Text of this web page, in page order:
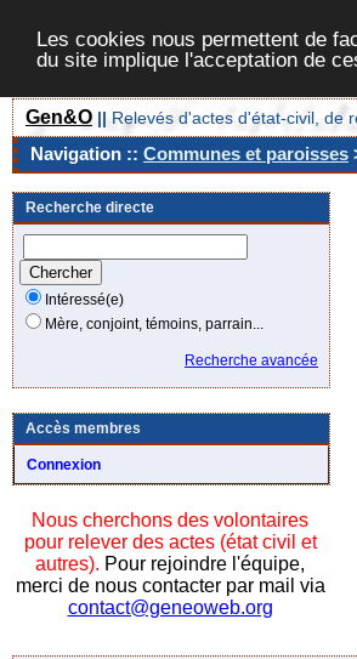
Les cookies nous permettent de
du site implique l'acceptation de
Gen&O || Relevés d'actes d'état-civil, de
Navigation :: Communes et paroisses
Recherche directe
Intéressé(e)
Mère, conjoint, témoins, parrain...
Recherche avancée
Accès membres
Connexion
Nous cherchons des volontaires
pour relever des actes (état civil et
autres). Pour rejoindre l'équipe,
merci de nous contacter par mail via
contact@geneoweb.org